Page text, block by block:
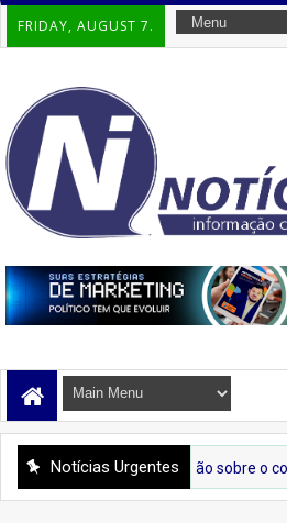
FRIDAY, AUGUST 7.
Notícias Urgentes
conscientização sobre o combate à